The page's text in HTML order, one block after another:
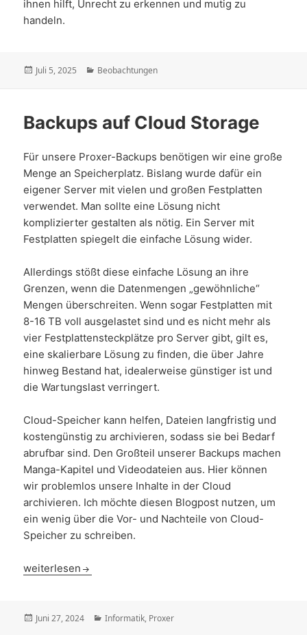
ihnen hilft, Unrecht zu erkennen und mutig zu
handeln.
Veröffentlicht
Juli 5, 2025 Kategorien
Beobachtungen
Backups auf Cloud Storage
Für unsere Proxer-Backups benötigen wir eine große
Menge an Speicherplatz. Bislang wurde dafür ein
eigener Server mit vielen und großen Festplatten
verwendet. Man sollte eine Lösung nicht
komplizierter gestalten als nötig. Ein Server mit
Festplatten spiegelt die einfache Lösung wider.
Allerdings stößt diese einfache Lösung an ihre
Grenzen, wenn die Datenmengen „gewöhnliche“
Mengen überschreiten. Wenn sogar Festplatten mit
8-16 TB voll ausgelastet sind und es nicht mehr als
vier Festplattensteckplätze pro Server gibt, gilt es,
eine skalierbare Lösung zu finden, die über Jahre
hinweg Bestand hat, idealerweise günstiger ist und
die Wartungslast verringert.
Cloud-Speicher kann helfen, Dateien langfristig und
kostengünstig zu archivieren, sodass sie bei Bedarf
abrufbar sind. Den Großteil unserer Backups machen
Manga-Kapitel und Videodateien aus. Hier können
wir problemlos unsere Inhalte in der Cloud
archivieren. Ich möchte diesen Blogpost nutzen, um
ein wenig über die Vor- und Nachteile von Cloud-
Speicher zu schreiben.
Backups auf Cloud Storage
weiterlesen
Veröffentlicht
Juni 27, 2024 Kategorien
Informatik, Proxer